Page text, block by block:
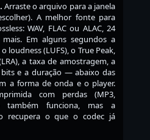
Arraste o arquivo para a janela
A melhor fonte para
WAV, FLAC ou ALAC, 24
Em alguns segundos a
loudness (LUFS), o True Peak,
a taxa de amostragem, a
e a duração — abaixo das
a forma de onda e o player.
com perdas (MP3,
também funciona, mas a
recupera o que o codec já